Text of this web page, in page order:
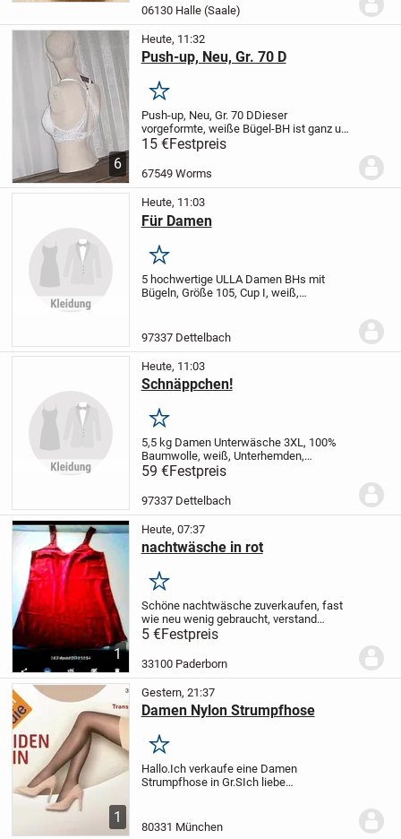
Großbrief).Keine Abholung, nur Versand.
Zahlung per Paypal.
06130 Halle (Saale)
6
Heute, 11:32
Push-up, Neu, Gr. 70 D
Merken
Push-up, Neu, Gr. 70 DDieser
vorgeformte, weiße Bügel-BH ist ganz und
gar aus Spitze.Die überkreuzten Träger
mit Spitze machen ihn super sexy! An den
Trägern ist der BH mit einer kleinen
15 €Festpreis
67549 Worms
Heute, 11:03
Für Damen
Merken
5 hochwertige ULLA Damen BHs mit
Bügeln, Größe 105, Cup I, weiß,
für 99 € zu verkaufen.
97337 Dettelbach
Heute, 11:03
Schnäppchen!
Merken
5,5 kg Damen Unterwäsche 3XL, 100%
Baumwolle, weiß, Unterhemden,
Unterhemden mit Halbärmeln, Slips,
neuwertig, für 59 €.
59 €Festpreis
97337 Dettelbach
1
Heute, 07:37
nachtwäsche in rot
Merken
Schöne nachtwäsche zuverkaufen, fast
wie neu wenig gebraucht, verstand
möglichGr 40-42
überlegen
5 €Festpreis
33100 Paderborn
1
Gestern, 21:37
Damen Nylon Strumpfhose
Merken
Hallo.Ich verkaufe eine Damen
Strumpfhose in Gr.SIch liebe
jetzt einige verkaufen weil mein Schrank
80331 München